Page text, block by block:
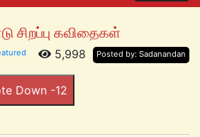
சிறப்பு கவிதைகள்
Posted by: Sadanandan
5,998
Down -12